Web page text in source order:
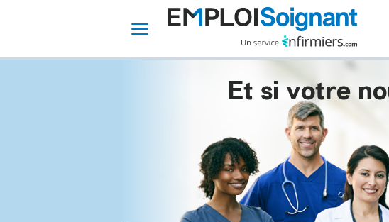
Et si votre